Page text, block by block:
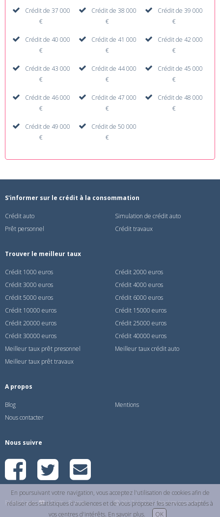
Crédit de 37 000
€
Crédit de 38 000
€
Crédit de 39 000
€
Crédit de 40 000
€
Crédit de 41 000
€
Crédit de 42 000
€
Crédit de 43 000
€
Crédit de 44 000
€
Crédit de 45 000
€
Crédit de 46 000
€
Crédit de 47 000
€
Crédit de 48 000
€
Crédit de 49 000
€
Crédit de 50 000
€
En poursuivant votre navigation, vous acceptez l'utilisation de cookies afin de
réaliser des statistiques d'audiences et de vous proposer les services adaptés à
vos centres d'intérêts. En savoir plus. OK
S'informer sur le crédit à la consommation
Crédit auto
Simulation de crédit auto
Prêt personnel
Crédit travaux
Trouver le meilleur taux
Crédit 1000 euros
Crédit 2000 euros
Crédit 3000 euros
Crédit 4000 euros
Crédit 5000 euros
Crédit 6000 euros
Crédit 10000 euros
Crédit 15000 euros
Crédit 20000 euros
Crédit 25000 euros
Crédit 30000 euros
Crédit 40000 euros
Meilleur taux prêt presonnel
Meilleur taux crédit auto
Meilleur taux prêt travaux
A propos
Blog
Mentions
Nous contacter
Nous suivre
Réalisé avec à Paris - France 2017 / 2026 Checkmoncredit.fr